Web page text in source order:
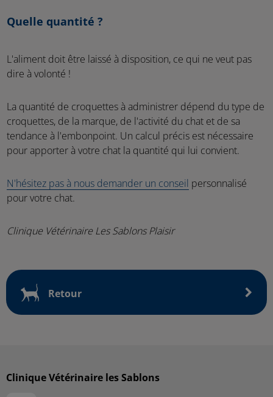
Quelle quantité ?
L'aliment doit être laissé à disposition, ce qui ne veut pas
dire à volonté !
La quantité de croquettes à administrer dépend du type de
croquettes, de la marque, de l'activité du chat et de sa
tendance à l'embonpoint. Un calcul précis est nécessaire
pour apporter à votre chat la quantité qui lui convient.
N'hésitez pas à nous demander un conseil personnalisé
pour votre chat.
Clinique Vétérinaire Les Sablons Plaisir
Retour
Clinique Vétérinaire les Sablons